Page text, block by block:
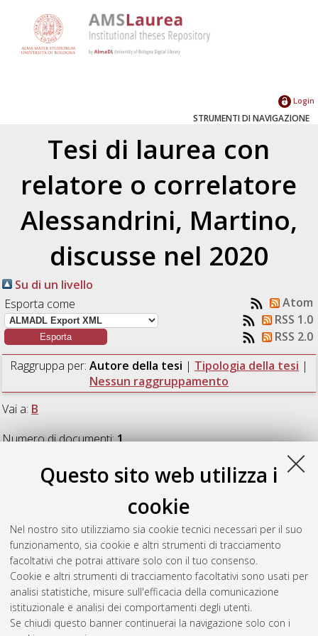
Questo sito web utilizza i
cookie
Nel nostro sito utilizziamo sia cookie tecnici necessari per il suo
funzionamento, sia cookie e altri strumenti di tracciamento
facoltativi che potrai attivare solo con il tuo consenso.
Cookie e altri strumenti di tracciamento facoltativi sono usati per
analisi statistiche, misure sull'efficacia della comunicazione
istituzionale e analisi dei comportamenti degli utenti.
Se chiudi questo banner continuerai la navigazione solo con i
Login
STRUMENTI DI NAVIGAZIONE
Tesi di laurea con
relatore o correlatore
Alessandrini, Martino,
discusse nel 2020
Su di un livello
Esporta come
Atom
RSS 1.0
RSS 2.0
Raggruppa per: Autore della tesi | Tipologia della tesi |
Nessun raggruppamento
Vai a: B
Numero di documenti:1.
Feature Filtering for Intelligent ROI Estimation.[Laurea
magistrale], Università di Bologna, Corso di Studio in
Ingegneria informatica [LM-DM270]
Questa lista e' stata generata ilSat Aug 8 12:47:26 2026
CEST